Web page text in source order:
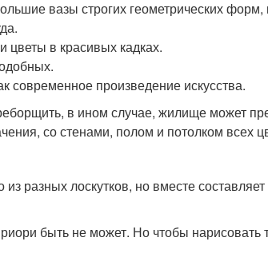
вазы строгих геометрических
цветы в красивых кадках.
современное произведение искусства.
в ином случае, жилище может
со стенами, полом и потолком всех
разных лоскутков, но вместе
быть не может. Но чтобы нарисовать